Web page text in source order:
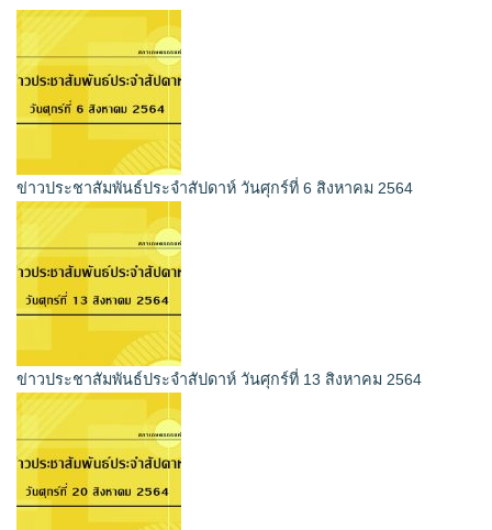
ข่าวประชาสัมพันธ์ประจำสัปดาห์ วันศุกร์ที่ 6 สิงหาคม 2564
ข่าวประชาสัมพันธ์ประจำสัปดาห์ วันศุกร์ที่ 13 สิงหาคม 2564